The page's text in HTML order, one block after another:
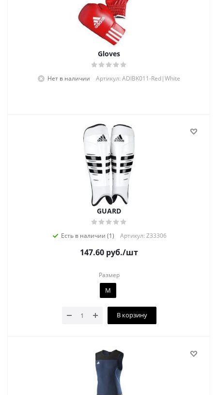
Gloves
Нет в наличии Артикул: ADIBK011-Red|White
GUARD
Есть в наличии (1) Артикул: Z33306
147.60 руб./шт
Размер
M
В корзину